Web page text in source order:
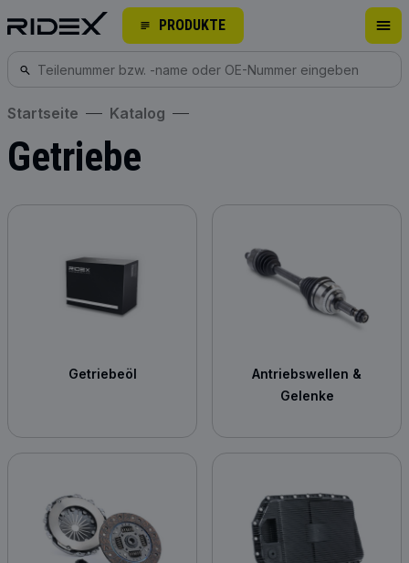
PRODUKTE
Startseite Katalog
Getriebe
Getriebeöl
Antriebswellen &
Gelenke